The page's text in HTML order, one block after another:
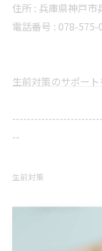
住所 : 兵庫県神戸市
電話番号 : 078-575-
生前対策のサポー
--
生前対策